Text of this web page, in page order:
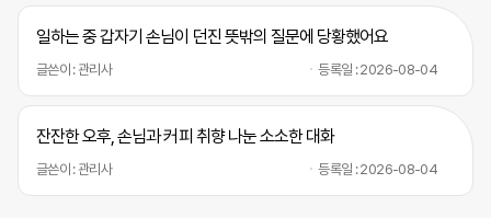
일하는 중 갑자기 손님이 던진 뜻밖의 질문에 당황했어요
글쓴이 : 관리사 등록일 : 2026-08-04
잔잔한 오후, 손님과 커피 취향 나눈 소소한 대화
글쓴이 : 관리사 등록일 : 2026-08-04